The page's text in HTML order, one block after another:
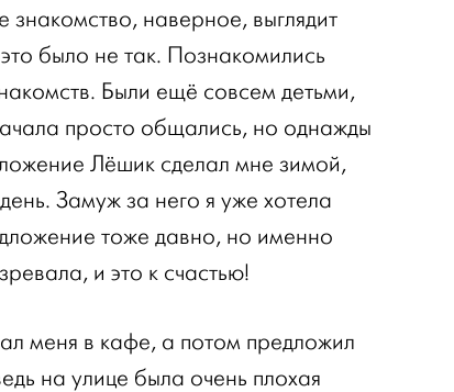
наверное, выглядит
было не так. Познакомились
Были ещё совсем детьми,
просто общались, но однажды
Лёшик сделал мне зимой,
Замуж за него я уже хотела
тоже давно, но именно
и это к счастью!
меня в кафе, а потом предложил
на улице была очень плохая